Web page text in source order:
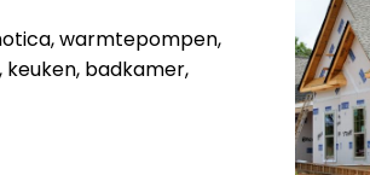
warmtepompen,
badkamer,